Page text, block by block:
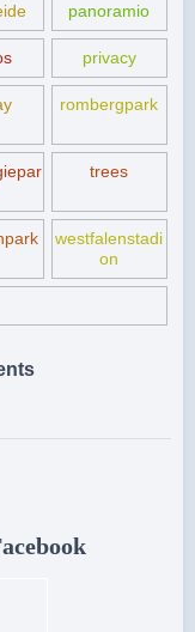
panoramio
privacy
rombergpark
trees
westfalenstadi
on